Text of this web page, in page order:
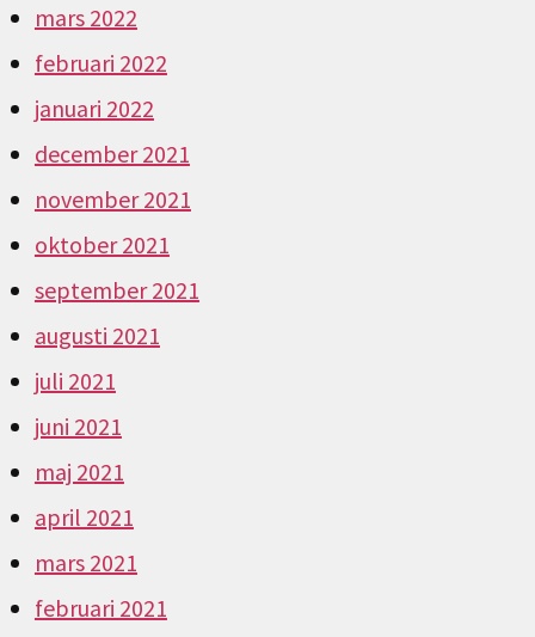
mars 2022
februari 2022
januari 2022
december 2021
november 2021
oktober 2021
september 2021
augusti 2021
juli 2021
juni 2021
maj 2021
april 2021
mars 2021
februari 2021